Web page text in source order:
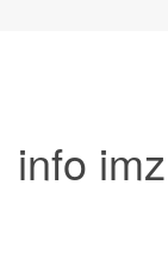
info imz